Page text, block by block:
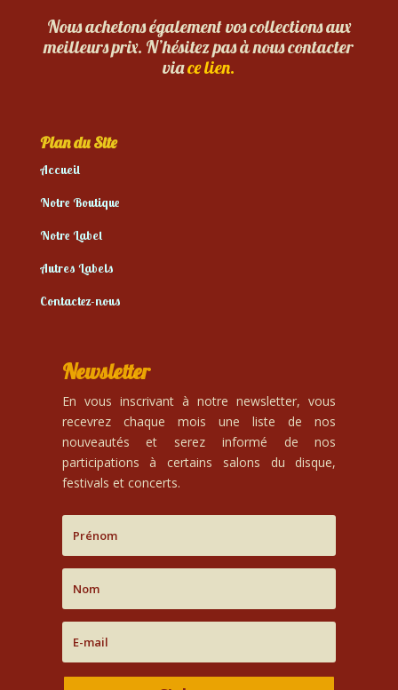
Nous achetons également vos collections aux
meilleurs prix. N’hésitez pas à nous contacter
viace lien.
Plan du Site
Accueil
Notre Boutique
Notre Label
Autres Labels
Contactez-nous
Newsletter
En vous inscrivant à notre newsletter, vous
recevrez chaque mois une liste de nos
nouveautés et serez informé de nos
participations à certains salons du disque,
festivals et concerts.